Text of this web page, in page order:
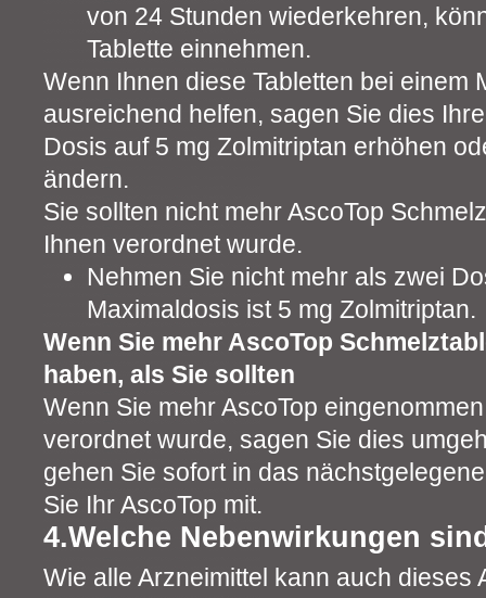
von 24 Stunden wiederkehren,
Tablette einnehmen.
Wenn Ihnen diese Tabletten bei einem
ausreichend helfen, sagen Sie dies
Dosis auf 5 mg Zolmitriptan erhöhen
ändern.
Sie sollten nicht mehr AscoTop
Ihnen verordnet wurde.
Nehmen Sie nicht mehr als zwei
Maximaldosis ist 5 mg Zolmitriptan.
Wenn Sie mehr AscoTop
haben, als Sie sollten
Wenn Sie mehr AscoTop
verordnet wurde, sagen Sie dies
gehen Sie sofort in das
Sie Ihr AscoTop mit.
4.Welche Nebenwirkungen
Wie alle Arzneimittel kann auch dieses